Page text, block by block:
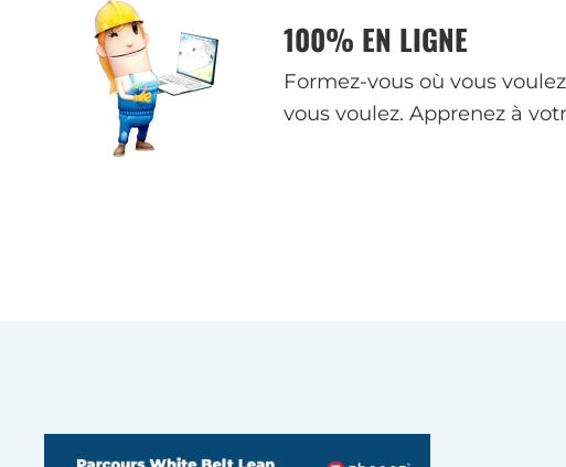
100% EN LIGNE
Formez-vous où vous
vous voulez. Apprenez à